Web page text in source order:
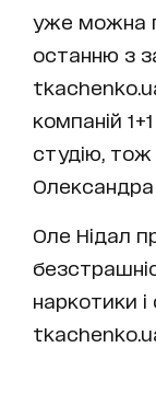
уже можна
останню з
компаній
студію,
Оле Нідал
наркотики і